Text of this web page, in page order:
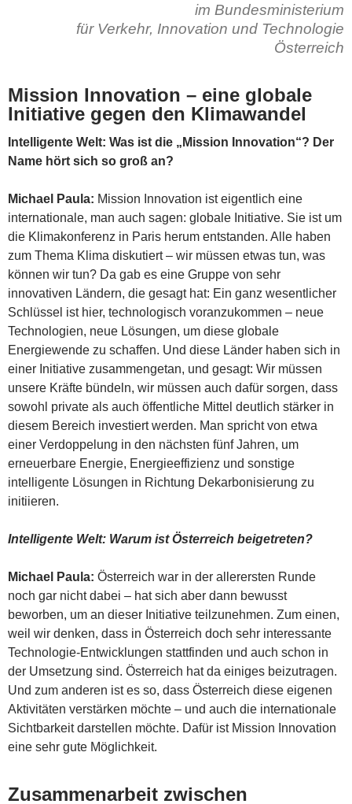
im Bundesministerium
für Verkehr, Innovation und Technologie
Österreich
Mission Innovation – eine globale
Initiative gegen den Klimawandel
Intelligente Welt: Was ist die „Mission Innovation“? Der
Name hört sich so groß an?
Michael Paula: Mission Innovation ist eigentlich eine
internationale, man auch sagen: globale Initiative. Sie ist um
die Klimakonferenz in Paris herum entstanden. Alle haben
zum Thema Klima diskutiert – wir müssen etwas tun, was
können wir tun? Da gab es eine Gruppe von sehr
innovativen Ländern, die gesagt hat: Ein ganz wesentlicher
Schlüssel ist hier, technologisch voranzukommen – neue
Technologien, neue Lösungen, um diese globale
Energiewende zu schaffen. Und diese Länder haben sich in
einer Initiative zusammengetan, und gesagt: Wir müssen
unsere Kräfte bündeln, wir müssen auch dafür sorgen, dass
sowohl private als auch öffentliche Mittel deutlich stärker in
diesem Bereich investiert werden. Man spricht von etwa
einer Verdoppelung in den nächsten fünf Jahren, um
erneuerbare Energie, Energieeffizienz und sonstige
intelligente Lösungen in Richtung Dekarbonisierung zu
initiieren.
Intelligente Welt: Warum ist Österreich beigetreten?
Michael Paula: Österreich war in der allerersten Runde
noch gar nicht dabei – hat sich aber dann bewusst
beworben, um an dieser Initiative teilzunehmen. Zum einen,
weil wir denken, dass in Österreich doch sehr interessante
Technologie-Entwicklungen stattfinden und auch schon in
der Umsetzung sind. Österreich hat da einiges beizutragen.
Und zum anderen ist es so, dass Österreich diese eigenen
Aktivitäten verstärken möchte – und auch die internationale
Sichtbarkeit darstellen möchte. Dafür ist Mission Innovation
eine sehr gute Möglichkeit.
Zusammenarbeit zwischen